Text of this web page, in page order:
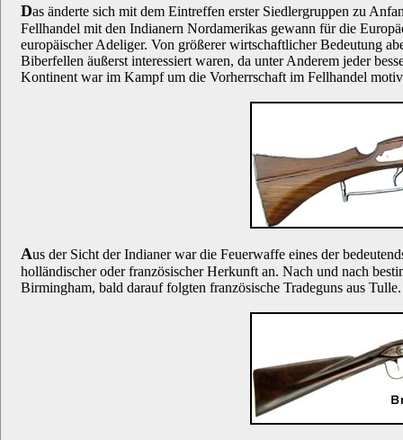
Das änderte sich mit dem Eintreffen erster Siedlergruppen zu
Fellhandel mit den Indianern Nordamerikas gewann für die
europäischer Adeliger. Von größerer wirtschaftlicher Bedeutung
Biberfellen äußerst interessiert waren, da unter Anderem jeder
Kontinent war im Kampf um die Vorherrschaft im Fellhandel
Aus der Sicht der Indianer war die Feuerwaffe eines der
holländischer oder französischer Herkunft an. Nach und nach
Birmingham, bald darauf folgten französische Tradeguns aus Tulle.